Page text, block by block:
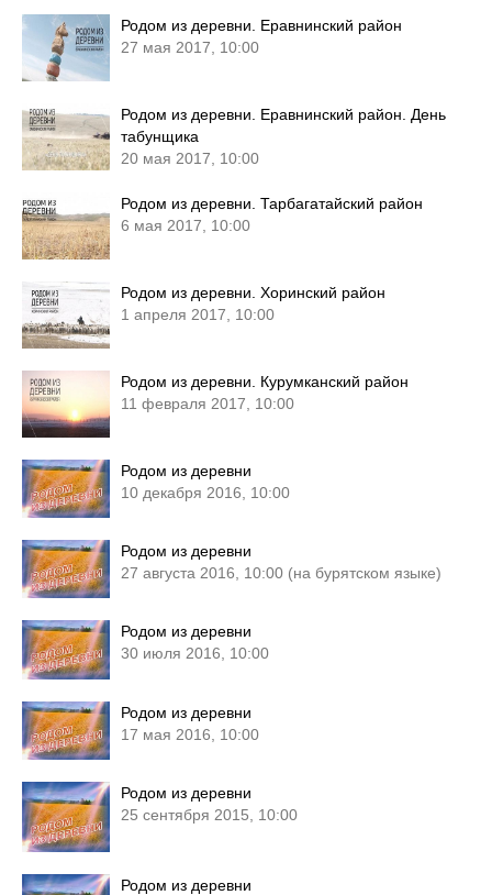
Родом из деревни. Еравнинский район
27 мая 2017, 10:00
Родом из деревни. Еравнинский район. День
табунщика
20 мая 2017, 10:00
Родом из деревни. Тарбагатайский район
6 мая 2017, 10:00
Родом из деревни. Хоринский район
1 апреля 2017, 10:00
Родом из деревни. Курумканский район
11 февраля 2017, 10:00
Родом из деревни
10 декабря 2016, 10:00
Родом из деревни
27 августа 2016, 10:00 (на бурятском языке)
Родом из деревни
30 июля 2016, 10:00
Родом из деревни
17 мая 2016, 10:00
Родом из деревни
25 сентября 2015, 10:00
Родом из деревни